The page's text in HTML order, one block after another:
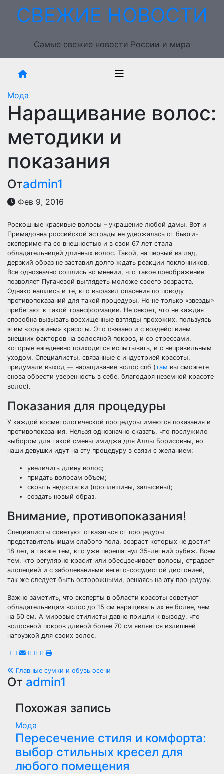
ПерейтиСВЕЖИЕ НОВОСТИ
Самые свежие новости России и мира
Мода
Наращивание волос:
методики и
показания
Отadmin1
Фев 9, 2016
Роскошные красивые волосы – украшение любой дамы. Вот и
Примадонна российской эстрады не удержалась от бьюти-
эксперимента со внешностью и в свои 67 лет стала
обладательницей длинных волос. Такой, на первый взгляд,
дерзкий образ не заставил долго ждать реакции поклонников.
Все однозначно сошлись во мнении, что такое преображение
позволяет Пугачевой выглядеть моложе своего возраста.
Однако нашлись и те, кто выразил опасения по поводу
противопоказаний для такой процедуры. Но не только «звезды»
прибегают к такой трансформации. Не секрет, что не каждая
способна вызывать восхищенные взгляды прохожих, пользуясь
этим «оружием» красоты. Это связано и с воздействием
внешних факторов на волосяной покров, и со стрессами,
которые ежедневно приходится испытывать, и с неправильным
уходом. Специалисты, связанные с индустрией красоты,
придумали выход — наращивание волос спб (там вы сможете
снова обрести уверенность в себе, благодаря неземной красоте
волос).
Показания для процедуры
У каждой косметологической процедуры имеются показания и
противопоказания. Нельзя однозначно сказать, что послужило
выбором для такой смены имиджа для Аллы Борисовны, но
наши девушки идут на эту процедуру в связи с желанием:
увеличить длину волос;
придать волосам объем;
скрыть недостатки (проплешины, залысины);
создать новый образ.
Внимание, противопоказания!
Специалисты советуют отказаться от процедуры
представительницам слабого пола, возраст которых не достиг
18 лет, а также тем, кто уже перешагнул 35-летний рубеж. Всем
тем, кто регулярно красит или обесцвечивает волосы, страдает
алопецией и с заболеваниями вегето-сосудистой дистонией,
так же следует быть осторожными, решаясь на эту процедуру.
Важно заметить, что эксперты в области красоты советуют
обладательницам волос до 15 см наращивать их не более, чем
на 50 см. А мировые стилисты давно пришли к выводу, что
волосяной покров длиной более 70 см является излишней
нагрузкой для своих волос.
Навигация
по
записям
Главные сумки и обувь осени
От admin1
Похожая запись
Мода
Пересечение стиля и комфорта:
выбор стильных кресел для
любого помещения